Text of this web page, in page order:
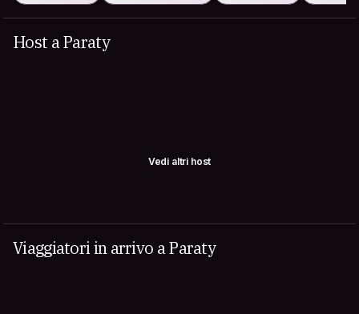
Host a Paraty
Vedi altri host
Viaggiatori in arrivo a Paraty